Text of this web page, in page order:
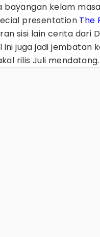
bayangan kelam
presentation The
sisi lain cerita dari
ini juga jadi jembatan
rilis Juli mendatang.